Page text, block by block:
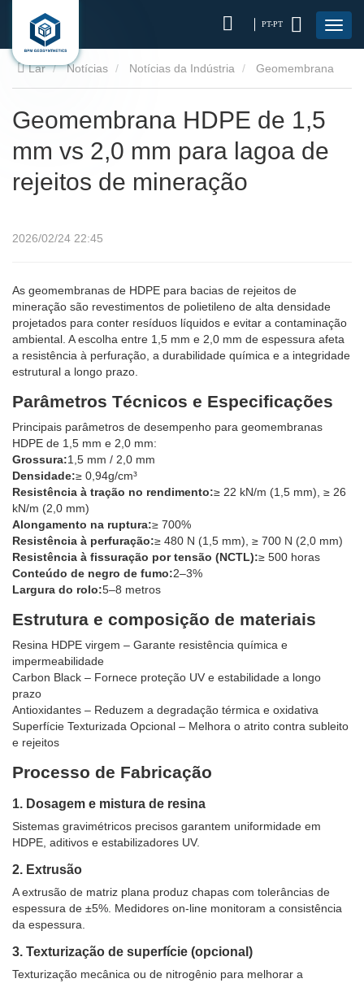
PT-PT
Lar Notícias Notícias da Indústria
mineração
Geomembrana HDPE de 1,5
mm vs 2,0 mm para lagoa de
rejeitos de mineração
2026/02/24 22:45
As geomembranas de HDPE para bacias de rejeitos de
mineração são revestimentos de polietileno de alta densidade
projetados para conter resíduos líquidos e evitar a contaminação
ambiental. A escolha entre 1,5 mm e 2,0 mm de espessura afeta
a resistência à perfuração, a durabilidade química e a integridade
estrutural a longo prazo.
Parâmetros Técnicos e Especificações
Principais parâmetros de desempenho para geomembranas
HDPE de 1,5 mm e 2,0 mm:
Grossura:1,5 mm / 2,0 mm
Densidade:≥ 0,94g/cm³
Resistência à tração no rendimento:≥ 22 kN/m (1,5 mm), ≥ 26
kN/m (2,0 mm)
Alongamento na ruptura:≥ 700%
Resistência à perfuração:≥ 480 N (1,5 mm), ≥ 700 N (2,0 mm)
Resistência à fissuração por tensão (NCTL):≥ 500 horas
Conteúdo de negro de fumo:2–3%
Largura do rolo:5–8 metros
Estrutura e composição de materiais
Resina HDPE virgem – Garante resistência química e
impermeabilidade
Carbon Black – Fornece proteção UV e estabilidade a longo
prazo
Antioxidantes – Reduzem a degradação térmica e oxidativa
Superfície Texturizada Opcional – Melhora o atrito contra subleito
e rejeitos
Processo de Fabricação
1. Dosagem e mistura de resina
Sistemas gravimétricos precisos garantem uniformidade em
HDPE, aditivos e estabilizadores UV.
2. Extrusão
A extrusão de matriz plana produz chapas com tolerâncias de
espessura de ±5%. Medidores on-line monitoram a consistência
da espessura.
3. Texturização de superfície (opcional)
Texturização mecânica ou de nitrogênio para melhorar a